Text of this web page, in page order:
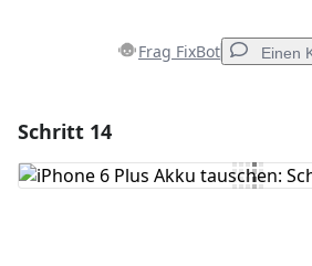
Frag FixBot Einen
Kommentar hinzufügen
Schritt 14